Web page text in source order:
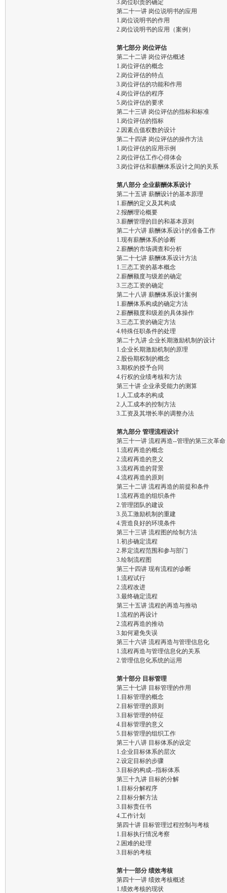
3.岗位职责的确定
第二十一讲 岗位说明书的应用
1.岗位说明书的作用
2.岗位说明书的应用（案例）
第七部分 岗位评估
第二十二讲 岗位评估概述
1.岗位评估的概念
2.岗位评估的特点
3.岗位评估的功能和作用
4.岗位评估的程序
5.岗位评估的要求
第二十三讲 岗位评估的指标和标准
1.岗位评估的指标
2.因素点值权数的设计
第二十四讲 岗位评估的操作方法
1.岗位评估的应用示例
2.岗位评估工作心得体会
3.岗位评估和薪酬体系设计之间的关系
第八部分 企业薪酬体系设计
第二十五讲 薪酬设计的基本原理
1.薪酬的定义及其构成
2.报酬理论概要
3.薪酬管理的目的和基本原则
第二十六讲 薪酬体系设计的准备工作
1.现有薪酬体系的诊断
2.薪酬的市场调查和分析
第二十七讲 薪酬体系设计方法
1.三态工资的基本概念
2.薪酬额度与级差的确定
3.三态工资的确定
第二十八讲 薪酬体系设计案例
1.薪酬体系构成的确定方法
2.薪酬额度和级差的具体操作
3.三态工资的确定方法
4.特殊任职条件的处理
第二十九讲 企业长期激励机制的设计
1.企业长期激励机制的原理
2.股份期权制的概念
3.期权的授予合同
4.行权的业绩考核和方法
第三十讲 企业承受能力的测算
1.人工成本的构成
2.人工成本的控制方法
3.工资及其增长率的调整办法
第九部分 管理流程设计
第三十一讲 流程再造--管理的第三次革命
1.流程再造的概念
2.流程再造的意义
3.流程再造的背景
4.流程再造的原则
第三十二讲 流程再造的前提和条件
1.流程再造的组织条件
2.管理团队的建设
3.员工激励机制的重建
4.营造良好的环境条件
第三十三讲 流程图的绘制方法
1.初步确定流程
2.界定流程范围和参与部门
3.绘制流程图
第三十四讲 现有流程的诊断
1.流程试行
2.流程改进
3.最终确定流程
第三十五讲 流程的再造与推动
1.流程的再设计
2.流程再造的推动
3.如何避免失误
第三十六讲 流程再造与管理信息化
1.流程再造与管理信息化的关系
2.管理信息化系统的运用
第十部分 目标管理
第三十七讲 目标管理的作用
1.目标管理的概念
2.目标管理的原则
3.目标管理的特征
4.目标管理的意义
5.目标管理的组织工作
第三十八讲 目标体系的设定
1.企业目标体系的层次
2.设定目标的步骤
3.目标的构成--指标体系
第三十九讲 目标的分解
1.目标分解程序
2.目标分解方法
3.目标责任书
4.工作计划
第四十讲 目标管理过程控制与考核
1.目标执行情况考察
2.困难的处理
3.目标的考核
第十一部分 绩效考核
第四十一讲 绩效考核概述
1.绩效考核的现状